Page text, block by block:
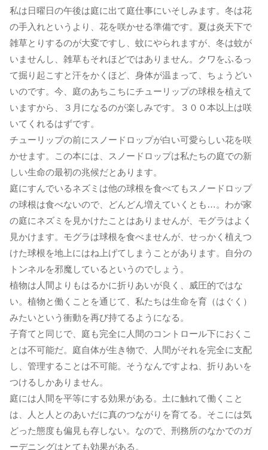
私は日曜日の午後は庭に出て庭仕事にいそしみます。冬は花
の手入れというより、花を咲かせる準備です。夏は炎天下で
雑草とりするのが大変ですし、蚊にやられますが、冬は蚊が
いませんし、雑草もそれほどではありません。クワをふるっ
て掘り起こすと汗をかくほど、身体が温まって、ちょうどい
いのです。今、庭のあちこちにチューリップの球根を植えて
いますから、３月になるのが楽しみです。３００本以上は咲
いてくれるはずです。
チューリップの前にスノードロップが白い可愛らしい花を咲
かせます。この本には、スノードロップは私たちの庭での新
しい生命の最初の兆候だとあります。
庭にすんでいるネズミは他の球根を食べてもスノードロップ
の球根は食べないので、どんどん増えていくとも…。わが家
の庭にネズミを見かけたことはありませんが、モグラはよく
見かけます。モグラは球根を食べませんが、せっかく植えつ
けた球根を地上にはね上げてしまうことがあります。自分の
トンネルを邪魔しているというのでしょう。
植物は人間よりもはるかに折りあいが良く、威圧的ではな
い。植物と働くことを通じて、私たちは生命を育（はぐく）
みたいという衝動を再び持てるようになる。
子育てと同じで、庭も完全に人間のコントロール下におくこ
とは不可能だ。庭自体が生き物で、人間がそれを完全に支配
し、管理することは不可能。そうなんですよね、折りあいを
つけるしかありません。
庭には人間を平等にする効果がある。土に触れて働くこと
は、人と人とのあいだに真のつながりを育てる。そこには気
どった態度も偏見も存しない。なので、刑務所のなかでのガ
ーデニングはとても効果がある。